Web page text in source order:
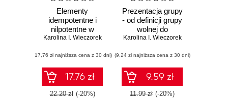
Elementy
idempotentne i
nilpotentne w
pierścieniach
Karolina I. Wieczorek
(17,76 zł najniższa cena z 30 dni)
17.76 zł
22.20 zł (-20%)
Prezentacja grupy
- od definicji grupy
wolnej do
programu
Karolina I. Wieczorek
(9,24 zł najniższa cena z 30 dni)
9.59 zł
11.99 zł (-20%)